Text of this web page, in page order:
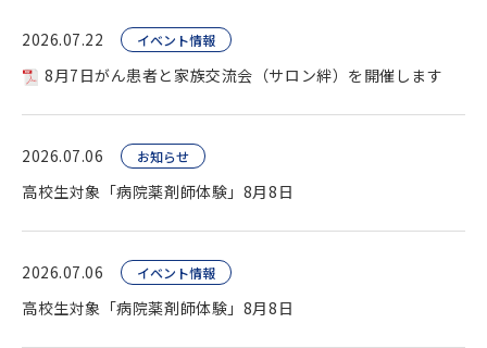
2026.07.22 イベント情報
8月7日がん患者と家族交流会（サロン絆）を開催します
2026.07.06 お知らせ
高校生対象「病院薬剤師体験」8月8日
2026.07.06 イベント情報
高校生対象「病院薬剤師体験」8月8日